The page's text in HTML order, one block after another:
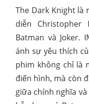
The Dark Knight là
diễn
Batman và Joker.
ánh sự yêu thích
phim không chỉ là
điển hình, mà còn
giữa chính nghĩa